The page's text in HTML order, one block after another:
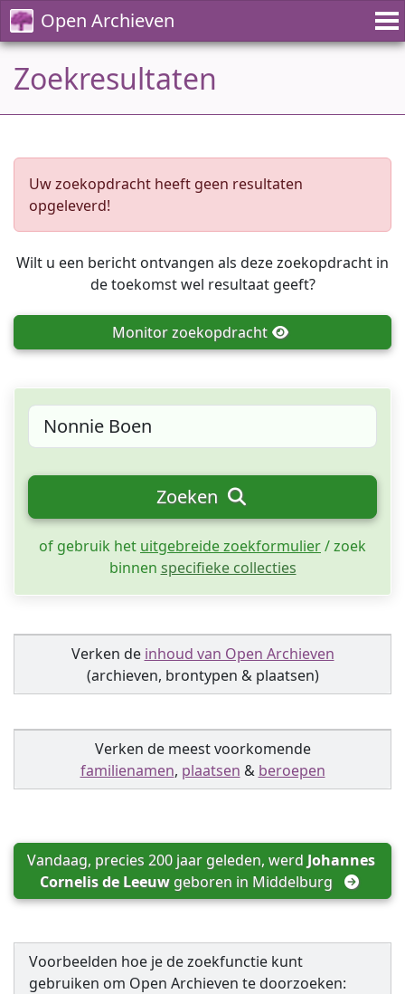
Open Archieven
Zoekresultaten
Uw zoekopdracht heeft geen resultaten
opgeleverd!
Wilt u een bericht ontvangen als deze zoekopdracht in
de toekomst wel resultaat geeft?
Monitorzoekopdracht
Zoeken
of gebruik het uitgebreide zoekformulier/ zoek
binnen specifieke collecties
Verken de inhoud van Open Archieven
(archieven, brontypen & plaatsen)
Verken de meest voorkomende
familienamen, plaatsen & beroepen
Vandaag, precies 200 jaar geleden, werd Johannes
Cornelis de Leeuw geboren in Middelburg
Voorbeelden hoe je de zoekfunctie kunt
gebruiken om Open Archieven te doorzoeken: